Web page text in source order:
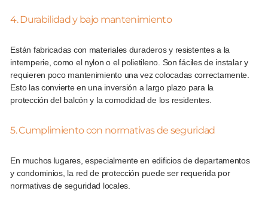
4. Durabilidad y bajo mantenimiento
Están fabricadas con materiales duraderos y resistentes a la
intemperie, como el nylon o el polietileno. Son fáciles de instalar y
requieren poco mantenimiento una vez colocadas correctamente.
Esto las convierte en una inversión a largo plazo para la
protección del balcón y la comodidad de los residentes.
5. Cumplimiento con normativas de seguridad
En muchos lugares, especialmente en edificios de departamentos
y condominios, la red de protección puede ser requerida por
normativas de seguridad locales.